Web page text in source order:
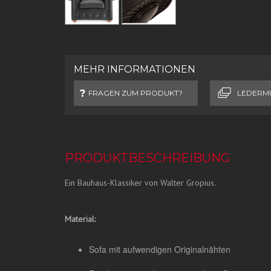
MEHR INFORMATIONEN
FRAGEN ZUM PRODUKT?
PRODUKTBESCHREIBUNG
Ein Bauhaus-Klassiker von Walter Gropius.
Material:
Sofa mit aufwendigen Originalnähten